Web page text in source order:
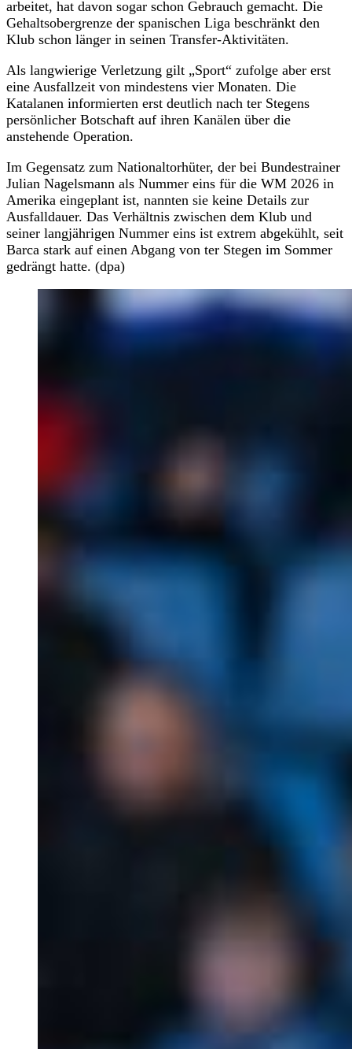
arbeitet, hat davon sogar schon Gebrauch gemacht. Die
Gehaltsobergrenze der spanischen Liga beschränkt den
Klub schon länger in seinen Transfer-Aktivitäten.
Als langwierige Verletzung gilt „Sport“ zufolge aber erst
eine Ausfallzeit von mindestens vier Monaten. Die
Katalanen informierten erst deutlich nach ter Stegens
persönlicher Botschaft auf ihren Kanälen über die
anstehende Operation.
Im Gegensatz zum Nationaltorhüter, der bei Bundestrainer
Julian Nagelsmann als Nummer eins für die WM 2026 in
Amerika eingeplant ist, nannten sie keine Details zur
Ausfalldauer. Das Verhältnis zwischen dem Klub und
seiner langjährigen Nummer eins ist extrem abgekühlt, seit
Barca stark auf einen Abgang von ter Stegen im Sommer
gedrängt hatte. (dpa)